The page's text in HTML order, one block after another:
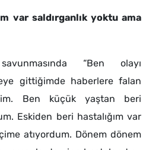
var saldırganlık yoktu ama
“Ben olayı
gittiğimde haberlere falan
Ben küçük yaştan beri
Eskiden beri hastalığım var
atıyordum. Dönem dönem